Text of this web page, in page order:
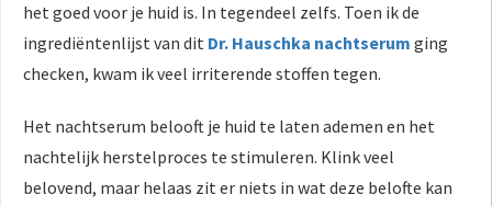
het goed voor je huid is. In tegendeel zelfs. Toen ik de
ingrediëntenlijst van dit Dr. Hauschka nachtserum ging
checken, kwam ik veel irriterende stoffen tegen.
Het nachtserum belooft je huid te laten ademen en het
nachtelijk herstelproces te stimuleren. Klink veel
belovend, maar helaas zit er niets in wat deze belofte kan